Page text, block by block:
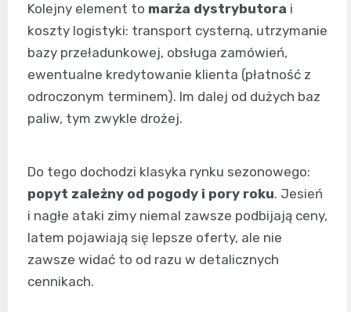
Kolejny element to marża dystrybutora i
koszty logistyki: transport cysterną, utrzymanie
bazy przeładunkowej, obsługa zamówień,
ewentualne kredytowanie klienta (płatność z
odroczonym terminem). Im dalej od dużych baz
paliw, tym zwykle drożej.
Do tego dochodzi klasyka rynku sezonowego:
popyt zależny od pogody i pory roku. Jesień
i nagłe ataki zimy niemal zawsze podbijają ceny,
latem pojawiają się lepsze oferty, ale nie
zawsze widać to od razu w detalicznych
cennikach.